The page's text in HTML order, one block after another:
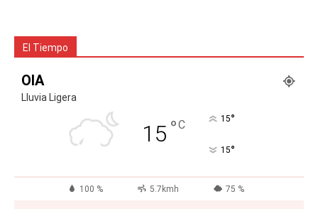
El Tiempo
OIA
Lluvia Ligera
15 °C 15°
15°
100 % 5.7kmh 75 %